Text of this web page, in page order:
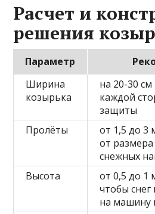
Расчет и
решения
Параметр
Ширина
козырька
на 20-30
каждой
защиты
Пролёты
от 1,5 до 3
от
снежных
Высота
от 0,5 до
чтобы снег
на машину